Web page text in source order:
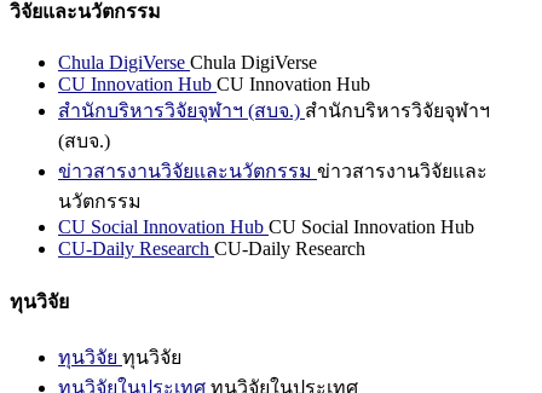
วิจัยและนวัตกรรม
Chula DigiVerse Chula DigiVerse
CU Innovation Hub CU Innovation Hub
สำนักบริหารวิจัยจุฬาฯ (สบจ.) สำนักบริหารวิจัยจุฬาฯ
(สบจ.)
ข่าวสารงานวิจัยและนวัตกรรม ข่าวสารงานวิจัยและ
นวัตกรรม
CU Social Innovation Hub CU Social Innovation Hub
CU-Daily Research CU-Daily Research
ทุนวิจัย
ทุนวิจัย ทุนวิจัย
ทุนวิจัยในประเทศ ทุนวิจัยในประเทศ